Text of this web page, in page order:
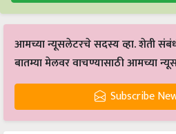
आमच्या न्यूसलेटरचे सदस्य व्हा. शेती
बातम्या मेलवर वाचण्यासाठी आमच्या
Subscribe